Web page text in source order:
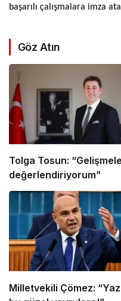
başarılı çalışmalara imza
Göz Atın
Tolga Tosun:
değerlendiriyorum”
Milletvekili Çömez: